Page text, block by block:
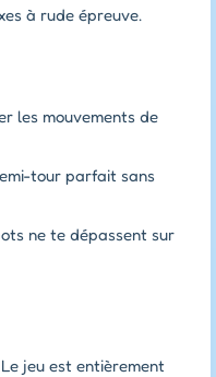
à rude épreuve.
les mouvements de
tour parfait sans
ne te dépassent sur
jeu est entièrement